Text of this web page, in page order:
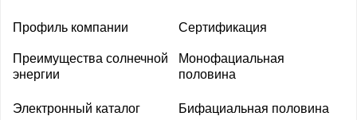
Профиль компании Сертификация
Преимущества солнечной
энергии
Монофациальная
половина
Электронный каталог Бифациальная половина